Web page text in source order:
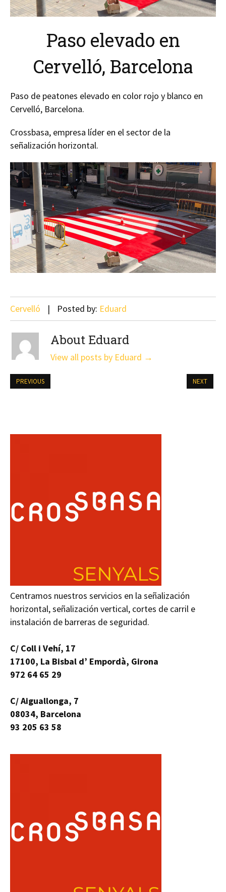
Paso elevado en
Cervelló, Barcelona
Paso de peatones elevado en color rojo y blanco en
Cervelló, Barcelona.
Crossbasa, empresa líder en el sector de la
señalización horizontal.
Cervelló Posted by: Eduard
About Eduard
View all posts by Eduard →
PREVIOUS NEXT
Centramos nuestros servicios en la señalización
horizontal, señalización vertical, cortes de carril e
instalación de barreras de seguridad.
C/ Coll i Vehí, 17
17100, La Bisbal d’ Empordà, Girona
972 64 65 29
C/ Aiguallonga, 7
08034, Barcelona
93 205 63 58